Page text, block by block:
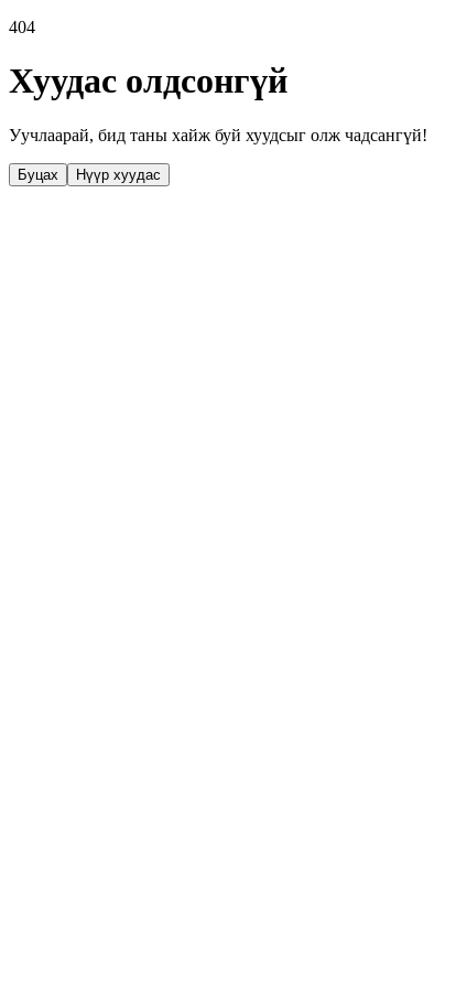
404
Хуудас олдсонгүй
Уучлаарай, бид таны хайж буй хуудсыг олж чадсангүй!
Буцах Нүүр хуудас